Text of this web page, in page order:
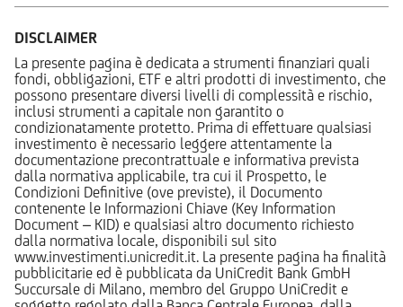
DISCLAIMER
La presente pagina è dedicata a strumenti finanziari quali
fondi, obbligazioni, ETF e altri prodotti di investimento, che
possono presentare diversi livelli di complessità e rischio,
inclusi strumenti a capitale non garantito o
condizionatamente protetto. Prima di effettuare qualsiasi
investimento è necessario leggere attentamente la
documentazione precontrattuale e informativa prevista
dalla normativa applicabile, tra cui il Prospetto, le
Condizioni Definitive (ove previste), il Documento
contenente le Informazioni Chiave (Key Information
Document – KID) e qualsiasi altro documento richiesto
dalla normativa locale, disponibili sul sito
www.investimenti.unicredit.it. La presente pagina ha finalità
pubblicitarie ed è pubblicata da UniCredit Bank GmbH
Succursale di Milano, membro del Gruppo UniCredit e